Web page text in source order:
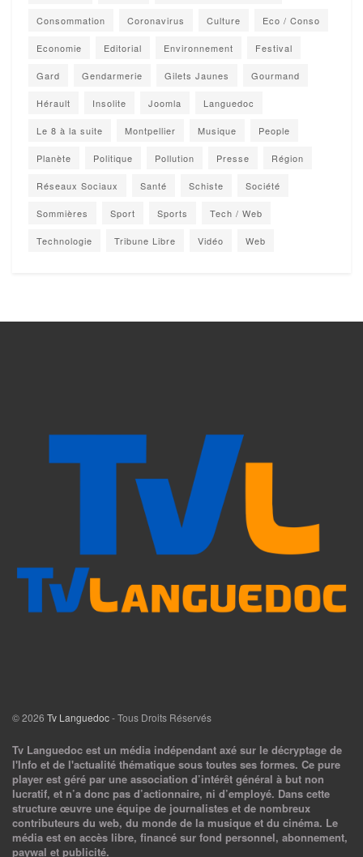
Consommation Coronavirus Culture Eco / Conso
Economie Editorial Environnement Festival
Gard Gendarmerie Gilets Jaunes Gourmand
Hérault Insolite Joomla Languedoc
Le 8 à la suite Montpellier Musique People
Planète Politique Pollution Presse Région
Réseaux Sociaux Santé Schiste Société
Sommières Sport Sports Tech / Web
Technologie Tribune Libre Vidéo Web
© 2026 Tv Languedoc- Tous Droits Réservés
Tv Languedoc est un média indépendant axé sur le décryptage de
l'Info et de l'actualité thématique sous toutes ses formes. Ce pure
player est géré par une association d’intérêt général à but non
lucratif, et n’a donc pas d’actionnaire, ni d’employé. Dans cette
structure œuvre une équipe de journalistes et de nombreux
contributeurs du web, du monde de la musique et du cinéma. Le
média est en accès libre, financé sur fond personnel, abonnement,
paywal et publicité.